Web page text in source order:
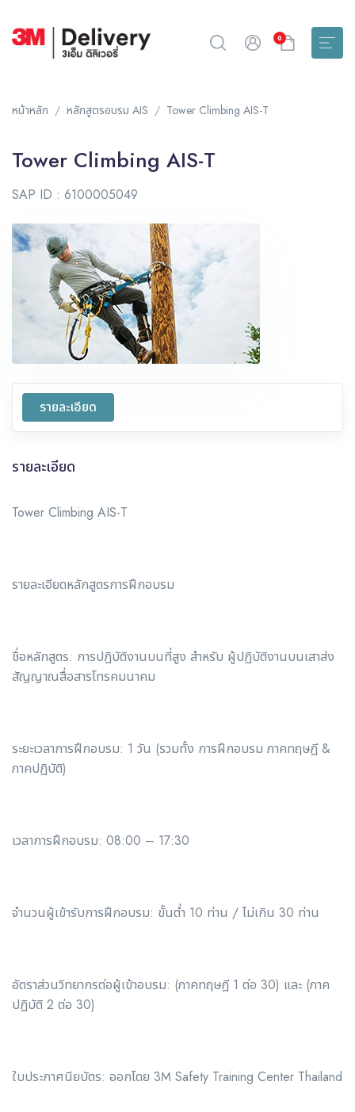
0
หน้าหลัก หลักสูตรอบรม AIS Tower Climbing AIS-T
Tower Climbing AIS-T
SAP ID : 6100005049
รายละเอียด
รายละเอียด
Tower Climbing AIS-T
รายละเอียดหลักสูตรการฝึกอบรม
ชื่อหลักสูตร: การปฏิบัติงานบนที่สูง สำหรับ ผู้ปฏิบัติงานบนเสาส่ง
สัญญาณสื่อสารโทรคมนาคม
ระยะเวลาการฝึกอบรม: 1 วัน (รวมทั้ง การฝึกอบรม ภาคทฤษฎี &
ภาคปฏิบัติ)
เวลาการฝึกอบรม: 08:00 – 17:30
จำนวนผู้เข้ารับการฝึกอบรม: ขั้นต่ำ 10 ท่าน / ไม่เกิน 30 ท่าน
อัตราส่วนวิทยากรต่อผู้เข้าอบรม: (ภาคทฤษฎี 1 ต่อ 30) และ (ภาค
ปฏิบัติ 2 ต่อ 30)
ใบประกาศนียบัตร: ออกโดย 3M Safety Training Center Thailand